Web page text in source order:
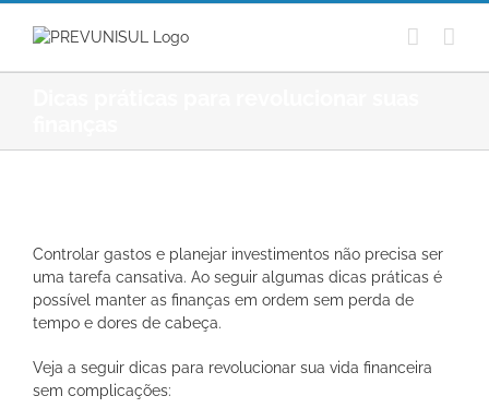
Ir
conteúdo
Controlar gastos e planejar investimentos não precisa ser
uma tarefa cansativa. Ao seguir algumas dicas práticas é
possível manter as finanças em ordem sem perda de
tempo e dores de cabeça.
Veja a seguir dicas para revolucionar sua vida financeira
sem complicações: